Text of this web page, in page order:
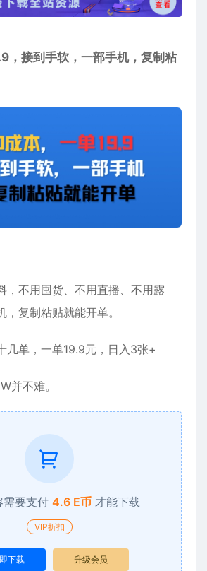
，接到手软，一部手机，复制粘
，不用囤货、不用直播、不用露
，复制粘贴就能开单。
几单，一单19.9元，日入3张+
并不难。
需要支付 4.6 E币 才能下载
VIP折扣
下载 升级会员